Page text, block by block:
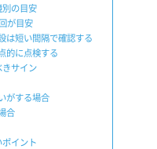
の目安
が目安
は短い間隔で確認する
的に点検する
サイン
がする場合
合
イント